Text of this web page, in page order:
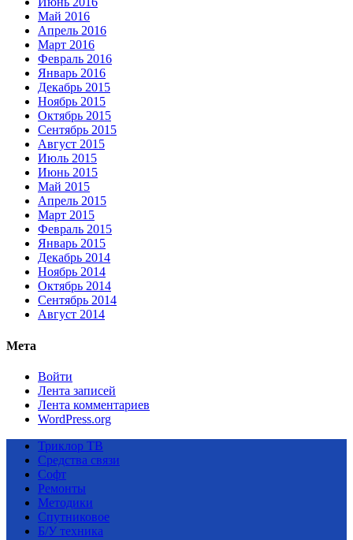
Май 2016
Апрель 2016
Март 2016
Февраль 2016
Январь 2016
Декабрь 2015
Ноябрь 2015
Октябрь 2015
Сентябрь 2015
Август 2015
Июль 2015
Июнь 2015
Май 2015
Апрель 2015
Март 2015
Февраль 2015
Январь 2015
Декабрь 2014
Ноябрь 2014
Октябрь 2014
Сентябрь 2014
Август 2014
Мета
Войти
Лента записей
Лента комментариев
WordPress.org
Триклор ТВ
Средства связи
Софт
Ремонты
Методики
Спутниковое
Б/У техника